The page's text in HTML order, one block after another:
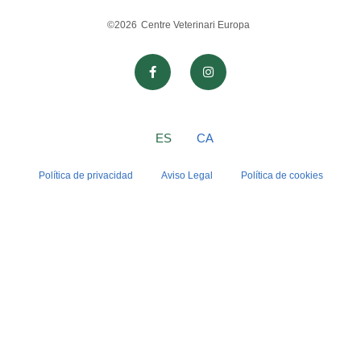
©2026 Centre Veterinari Europa
ES CA
Política de privacidad Aviso Legal Política de cookies